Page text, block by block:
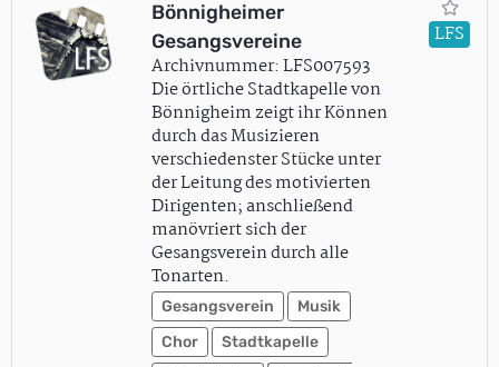
Bönnigheimer
Gesangsvereine
Archivnummer: LFS007593
Die örtliche Stadtkapelle von
Bönnigheim zeigt ihr Können
durch das Musizieren
verschiedenster Stücke unter
der Leitung des motivierten
Dirigenten; anschließend
manövriert sich der
Gesangsverein durch alle
Tonarten.
Gesangsverein
Musik
Chor
Stadtkapelle
LFS